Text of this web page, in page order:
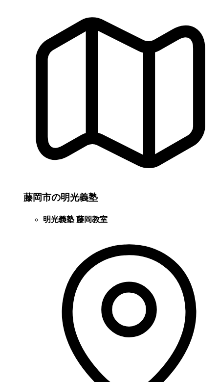
藤岡市の明光義塾
明光義塾 藤岡教室